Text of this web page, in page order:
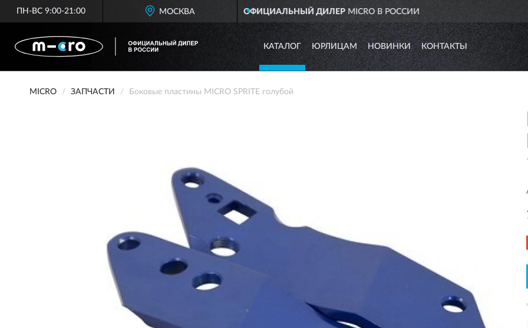
ПН-ВС 9:00-21:00 МОСКВА
ОФИЦИАЛЬНЫЙ ДИЛЕР MICRO В РОССИИ ДОСТАВИМ
КАТАЛОГ ЮРЛИЦАМ НОВИНКИ КОНТАКТЫ
MICRO ЗАПЧАСТИ Боковые пластины MICRO SPRITE голубой